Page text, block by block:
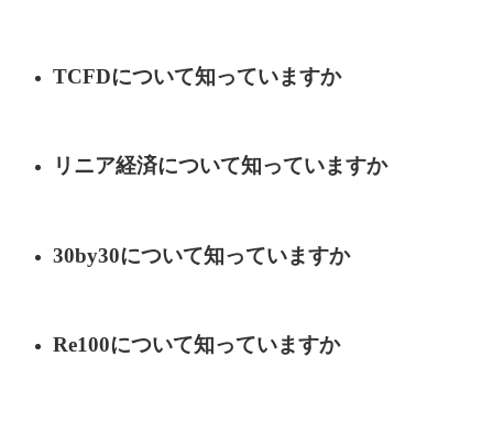
TCFDについて知っていますか
リニア経済について知っていますか
30by30について知っていますか
Re100について知っていますか